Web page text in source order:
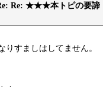
Re: ★★★本トピの要諦
りすましはしてません。